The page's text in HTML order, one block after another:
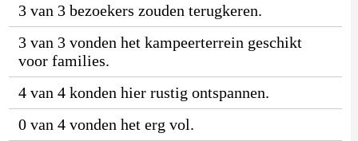
3 van 3 bezoekers zouden terugkeren.
3 van 3 vonden het kampeerterrein geschikt
voor families.
4 van 4 konden hier rustig ontspannen.
0 van 4 vonden het erg vol.